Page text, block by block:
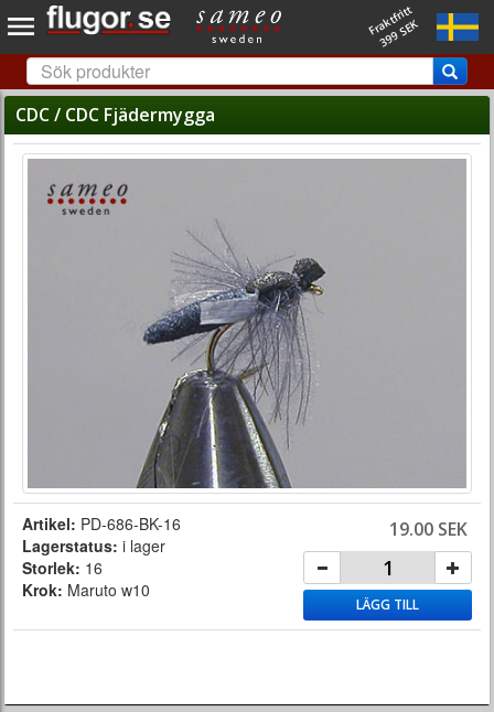
Fraktfritt
399 SEK
CDC / CDC Fjädermygga
Artikel: PD-686-BK-16
Lagerstatus: i lager
Storlek: 16
Krok: Maruto w10
19.00 SEK
LÄGG TILL